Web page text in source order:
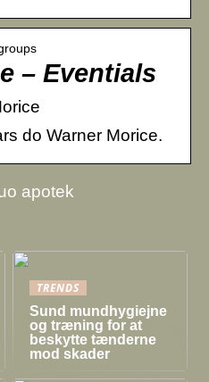
– Eventials
do Warner Morice.
apotek
TRENDS
Sund mundhygiejne
og træning for at
beskytte tænderne
mod skader